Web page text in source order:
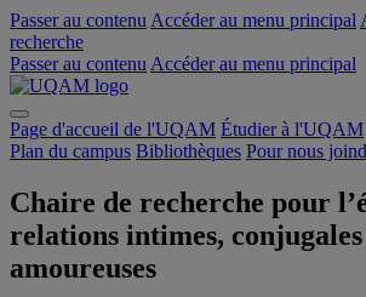
Passer au contenu Accéder au menu principal
recherche
Passer au contenu Accéder au menu principal
Page d'accueil de l'UQAM Étudier à l'UQAM
Plan du campus Bibliothèques Pour nous
Chaire de recherche pour
relations intimes,
amoureuses